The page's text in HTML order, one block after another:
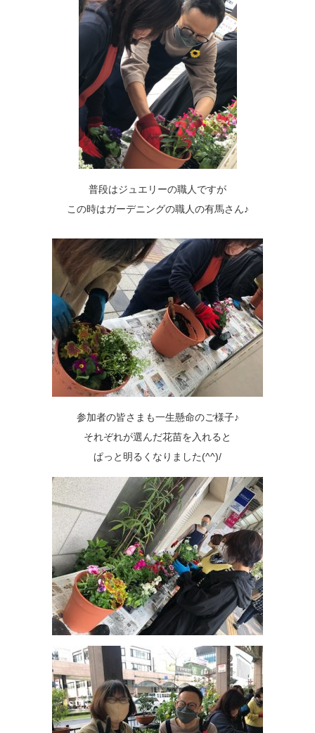
普段はジュエリーの職人ですが
この時はガーデニングの職人の有馬さん♪
参加者の皆さまも一生懸命のご様子♪
それぞれが選んだ花苗を入れると
ぱっと明るくなりました(^^)/